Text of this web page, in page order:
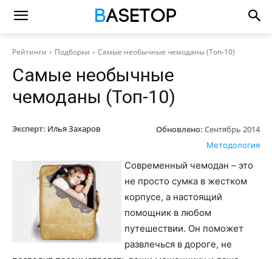
Рейтинги Подборки Самые необычные чемоданы (Топ-10)
Самые необычные
чемоданы (Топ-10)
Эксперт: Илья Захаров Обновлено: Сентябрь 2014
Методология
Современный чемодан – это
не просто сумка в жестком
корпусе, а настоящий
помощник в любом
путешествии. Он поможет
развлечься в дороге, не